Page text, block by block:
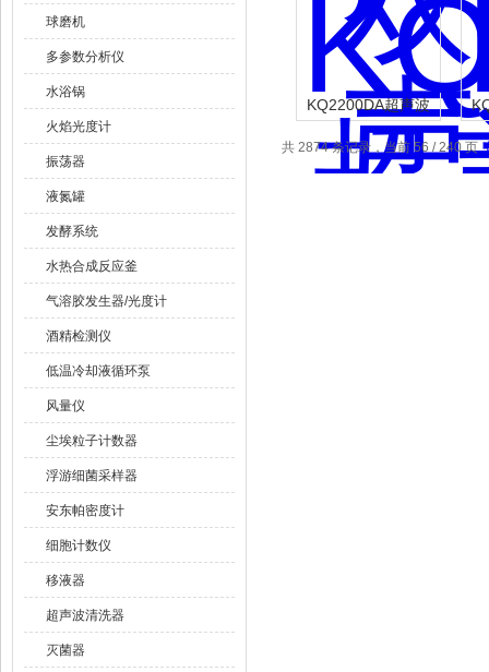
球磨机
多参数分析仪
水浴锅
火焰光度计
振荡器
液氮罐
发酵系统
水热合成反应釜
气溶胶发生器/光度计
酒精检测仪
低温冷却液循环泵
风量仪
尘埃粒子计数器
浮游细菌采样器
安东帕密度计
细胞计数仪
移液器
超声波清洗器
灭菌器
KQ2200DA超声波
清洗器
共 2874 条记录，当前 56 / 240 页